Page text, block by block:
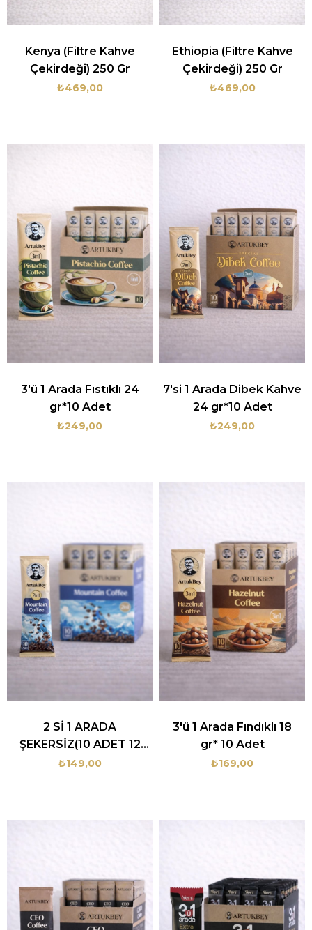
Kenya (Filtre Kahve
Çekirdeği) 250 Gr
₺469,00
Ethiopia (Filtre Kahve
Çekirdeği) 250 Gr
₺469,00
3'ü 1 Arada Fıstıklı 24
gr*10 Adet
₺249,00
7'si 1 Arada Dibek Kahve
24 gr*10 Adet
₺249,00
2 Sİ 1 ARADA
ŞEKERSİZ(10 ADET 12
GR)40 KUTU
₺149,00
3'ü 1 Arada Fındıklı 18
gr* 10 Adet
₺169,00